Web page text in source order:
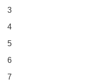
3
4
5
6
7